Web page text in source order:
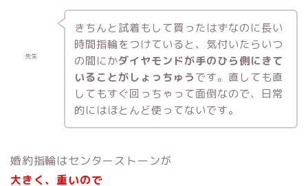
先生
きちんと試着もして買ったはずなのに長い
時間指輪をつけていると、気付いたらいつ
の間にかダイヤモンドが手のひら側にきて
いることがしょっちゅうです。直しても直
してもすぐ回っちゃって面倒なので、日常
的にはほとんど使ってないです。
婚約指輪はセンターストーンが
大きく、重いので